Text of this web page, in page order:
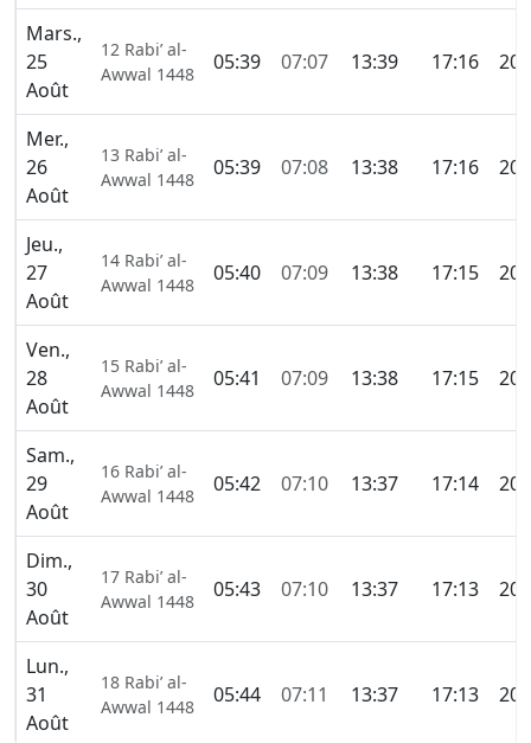
Mars.,
25
Août
12 Rabi’ al-
Awwal 1448
05:39 07:07 13:39 17:16
Mer.,
26
Août
13 Rabi’ al-
Awwal 1448
05:39 07:08 13:38 17:16
Jeu.,
27
Août
14 Rabi’ al-
Awwal 1448
05:40 07:09 13:38 17:15
Ven.,
28
Août
15 Rabi’ al-
Awwal 1448
05:41 07:09 13:38 17:15
Sam.,
29
Août
16 Rabi’ al-
Awwal 1448
05:42 07:10 13:37 17:14
Dim.,
30
Août
17 Rabi’ al-
Awwal 1448
05:43 07:10 13:37 17:13
Lun.,
31
Août
18 Rabi’ al-
Awwal 1448
05:44 07:11 13:37 17:13